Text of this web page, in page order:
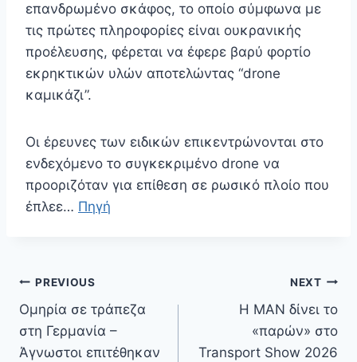
επανδρωμένο σκάφος, το οποίο σύμφωνα με
τις πρώτες πληροφορίες είναι ουκρανικής
προέλευσης, φέρεται να έφερε βαρύ φορτίο
εκρηκτικών υλών αποτελώντας “drone
καμικάζι”.
Οι έρευνες των ειδικών επικεντρώνονται στο
ενδεχόμενο το συγκεκριμένο drone να
προοριζόταν για επίθεση σε ρωσικό πλοίο που
έπλεε… Πηγή
Πλοήγηση
άρθρων
PREVIOUS
Ομηρία σε τράπεζα
στη Γερμανία –
Άγνωστοι επιτέθηκαν
NEXT
Η MAN δίνει το
«παρών» στο
Transport Show 2026